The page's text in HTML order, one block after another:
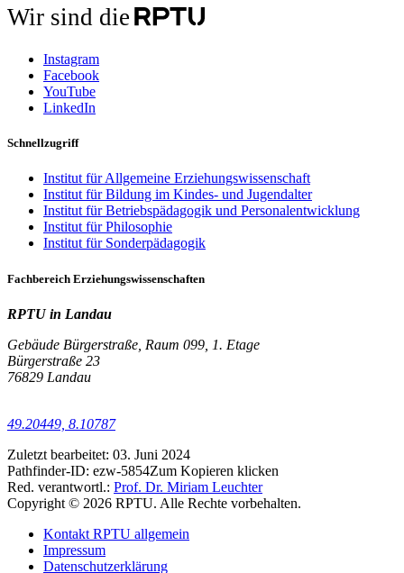
Wir sind die
Instagram
Facebook
YouTube
LinkedIn
Schnellzugriff
Institut für Allgemeine Erziehungswissenschaft
Institut für Bildung im Kindes- und Jugendalter
Institut für Betriebspädagogik und Personalentwicklung
Institut für Philosophie
Institut für Sonderpädagogik
Fachbereich Erziehungswissenschaften
RPTU in Landau
Gebäude Bürgerstraße, Raum 099, 1. Etage
Bürgerstraße 23
76829 Landau
49.20449, 8.10787
Zuletzt bearbeitet: 03. Juni 2024
Pathfinder-ID: ezw-5854Zum Kopieren klicken
Red. verantwortl.: Prof. Dr. Miriam Leuchter
Copyright © 2026 RPTU. Alle Rechte vorbehalten.
Kontakt RPTU allgemein
Impressum
Datenschutzerklärung